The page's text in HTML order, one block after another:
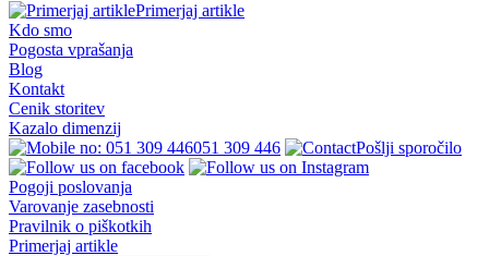
Primerjaj artikle
Kdo smo
Pogosta vprašanja
Blog
Kontakt
Cenik storitev
Kazalo dimenzij
051 309 446
Pošlji sporočilo
Pogoji poslovanja
Varovanje zasebnosti
Pravilnik o piškotkih
Primerjaj artikle